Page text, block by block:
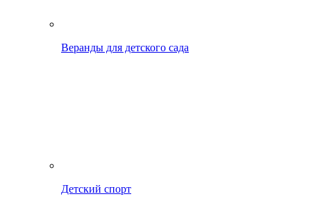
Веранды для детского сада
Детский спорт